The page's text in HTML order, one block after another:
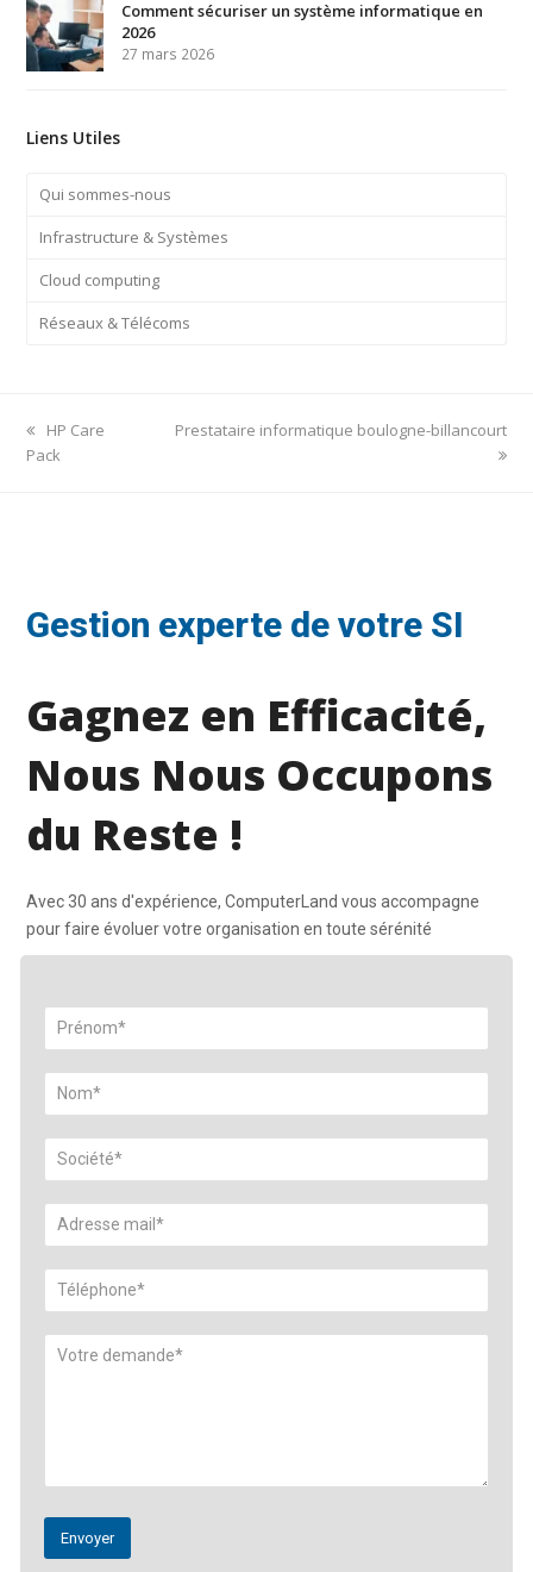
Comment sécuriser un système informatique en
2026
27 mars 2026
Liens Utiles
Qui sommes-nous
Infrastructure & Systèmes
Cloud computing
Réseaux & Télécoms
previous
post:
HP Care
Pack
next
Prestataire informatique boulogne-billancourt
Gestion experte de votre SI
Gagnez en Efficacité,
Nous Nous Occupons
du Reste !
Avec 30 ans d'expérience, ComputerLand vous accompagne
pour faire évoluer votre organisation en toute sérénité